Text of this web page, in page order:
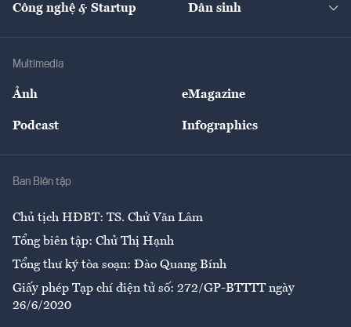
Tư vấn Nông sản
Giải trí
Công nghệ & Startup Dân sinh
Multimedia
Ảnh eMagazine
Podcast Infographics
Ban Biên tập
Chủ tịch HĐBT: TS. Chử Văn Lâm
Tổng biên tập: Chử Thị Hạnh
Tổng thư ký tòa soạn: Đào Quang Bính
Giấy phép Tạp chí điện tử số: 272/GP-BTTTT ngày
26/6/2020